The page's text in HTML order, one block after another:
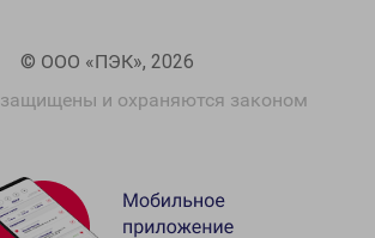
© ООО «ПЭК», 2026
и охраняются законом